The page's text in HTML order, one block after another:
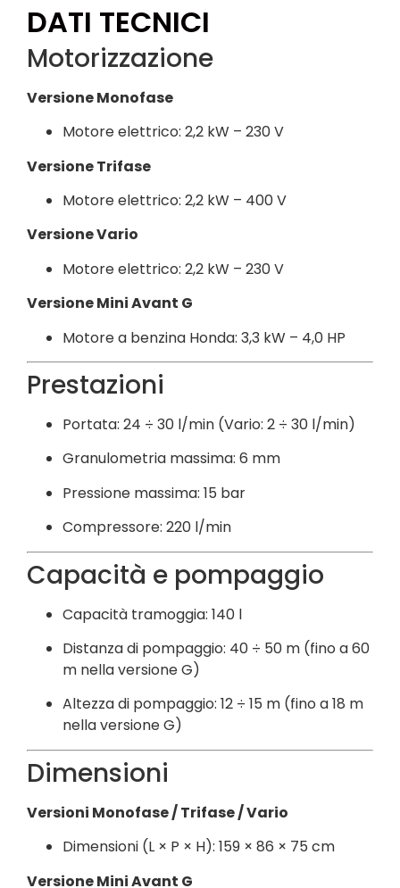
DATI TECNICI
Motorizzazione
Versione Monofase
Motore elettrico: 2,2 kW – 230 V
Versione Trifase
Motore elettrico: 2,2 kW – 400 V
Versione Vario
Motore elettrico: 2,2 kW – 230 V
Versione Mini Avant G
Motore a benzina Honda: 3,3 kW – 4,0 HP
Prestazioni
Portata: 24 ÷ 30 l/min (Vario: 2 ÷ 30 l/min)
Granulometria massima: 6 mm
Pressione massima: 15 bar
Compressore: 220 l/min
Capacità e pompaggio
Capacità tramoggia: 140 l
Distanza di pompaggio: 40 ÷ 50 m (fino a 60
m nella versione G)
Altezza di pompaggio: 12 ÷ 15 m (fino a 18 m
nella versione G)
Dimensioni
Versioni Monofase / Trifase / Vario
Dimensioni (L × P × H): 159 × 86 × 75 cm
Versione Mini Avant G